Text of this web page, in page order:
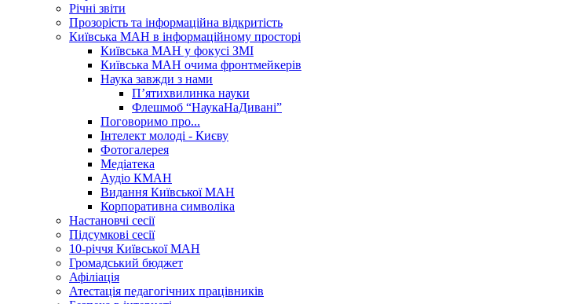
Річні звіти
Прозорість та інформаційна відкритість
Київська МАН в інформаційному просторі
Київська МАН у фокусі ЗМІ
Київська МАН очима фронтмейкерів
Наука завжди з нами
П’ятихвилинка науки
Флешмоб “НаукаНаДивані”
Поговоримо про...
Інтелект молоді - Києву
Фотогалерея
Медіатека
Аудіо КМАН
Видання Київської МАН
Корпоративна символіка
Настановчі сесії
Підсумкові сесії
10-річчя Київської МАН
Громадський бюджет
Афіліація
Атестація педагогічних працівників